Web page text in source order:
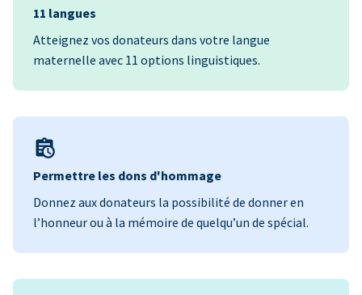
11 langues
Atteignez vos donateurs dans votre langue
maternelle avec 11 options linguistiques.
Permettre les dons d'hommage
Donnez aux donateurs la possibilité de donner en
l’honneur ou à la mémoire de quelqu’un de spécial.